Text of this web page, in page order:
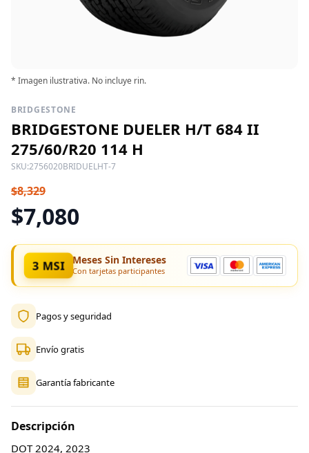
* Imagen ilustrativa. No incluye rin.
BRIDGESTONE
BRIDGESTONE DUELER H/T 684 II
275/60/R20 114 H
SKU:2756020BRIDUELHT-7
$8,329
$7,080
3 MSI Meses Sin Intereses
Con tarjetas participantes
Pagos y seguridad
Envío gratis
Garantía fabricante
Descripción
DOT 2024, 2023